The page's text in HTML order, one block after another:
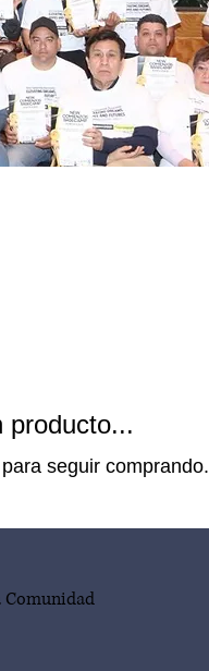
producto...
seguir comprando.
Comunidad